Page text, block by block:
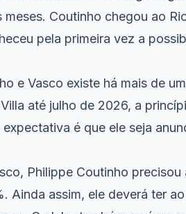
Coutinho chegou ao
pela primeira vez a
e Vasco existe há mais de
até julho de 2026, a
é que ele seja
Philippe Coutinho
Ainda assim, ele deverá ter